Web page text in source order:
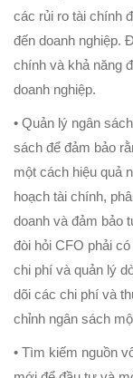
các rủi ro tài chính
đến doanh nghiệp.
chính và khả năng
doanh nghiệp.
• Quản lý ngân
sách để đảm bảo
một cách hiệu quả
hoạch tài chính,
doanh và đảm bảo
đòi hỏi CFO phải
chi phí và quản lý
dõi các chi phí và
chỉnh ngân sách
• Tìm kiếm nguồn